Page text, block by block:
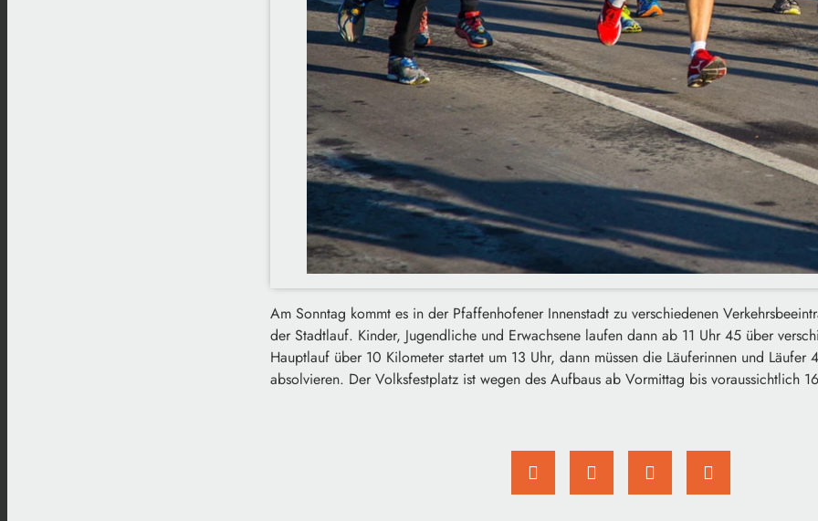
Am Sonntag kommt es in der Pfaffenhofener Innenstadt zu verschiedenen
der Stadtlauf. Kinder, Jugendliche und Erwachsene laufen dann ab 11 Uhr 45 über
Hauptlauf über 10 Kilometer startet um 13 Uhr, dann müssen die Läuferinnen und Läufer
absolvieren. Der Volksfestplatz ist wegen des Aufbaus ab Vormittag bis voraussichtlich